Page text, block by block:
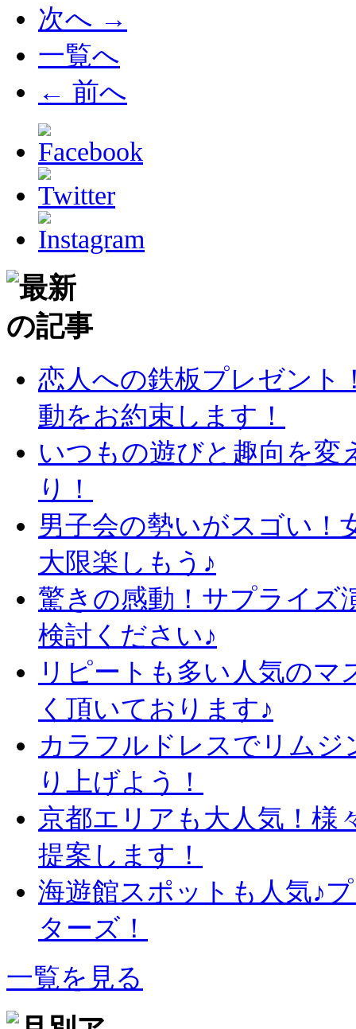
次へ →
一覧へ
← 前へ
恋人への鉄板プレゼント
動をお約束します！
いつもの遊びと趣向を変
り！
男子会の勢いがスゴい！
大限楽しもう♪
驚きの感動！サプライズ
検討ください♪
リピートも多い人気の
く頂いております♪
カラフルドレスでリムジ
り上げよう！
京都エリアも大人気！様
提案します！
海遊館スポットも人気♪
ターズ！
一覧を見る